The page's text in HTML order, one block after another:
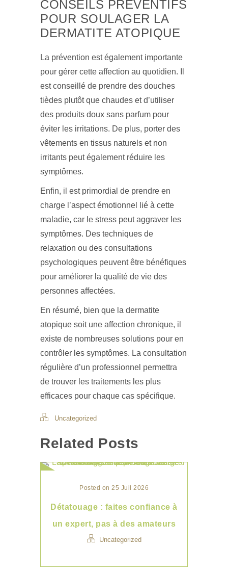
CONSEILS PRÉVENTIFS
POUR SOULAGER LA
DERMATITE ATOPIQUE
La prévention est également importante
pour gérer cette affection au quotidien. Il
est conseillé de prendre des douches
tièdes plutôt que chaudes et d’utiliser
des produits doux sans parfum pour
éviter les irritations. De plus, porter des
vêtements en tissus naturels et non
irritants peut également réduire les
symptômes.
Enfin, il est primordial de prendre en
charge l’aspect émotionnel lié à cette
maladie, car le stress peut aggraver les
symptômes. Des techniques de
relaxation ou des consultations
psychologiques peuvent être bénéfiques
pour améliorer la qualité de vie des
personnes affectées.
En résumé, bien que la dermatite
atopique soit une affection chronique, il
existe de nombreuses solutions pour en
contrôler les symptômes. La consultation
régulière d’un professionnel permettra
de trouver les traitements les plus
efficaces pour chaque cas spécifique.
Uncategorized
Related Posts
Posted on 25 Juil 2026
Détatouage : faites confiance à
un expert, pas à des amateurs
Uncategorized